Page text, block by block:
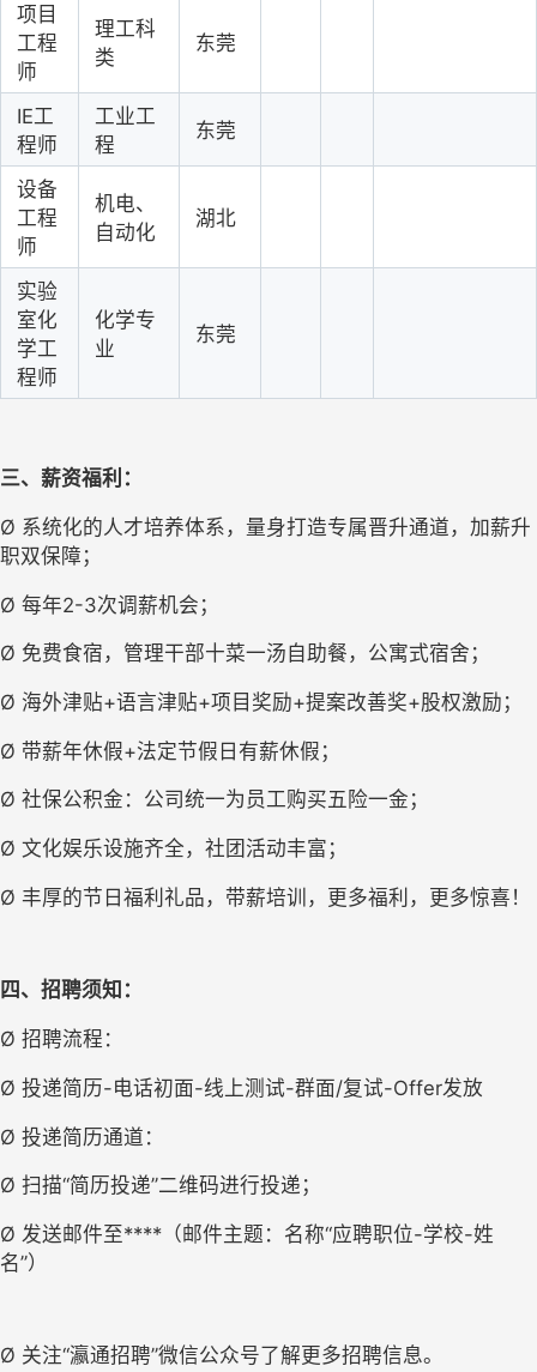
项目
工程
师
理工科
类
东莞
IE工
程师
工业工
程
东莞
设备
工程
师
机电、
自动化
湖北
实验
室化
学工
程师
化学专
业
东莞
三、薪资福利：
Ø 系统化的人才培养体系，量身打造专属晋升通道，加薪升
职双保障；
Ø 每年2-3次调薪机会；
Ø 免费食宿，管理干部十菜一汤自助餐，公寓式宿舍；
Ø 海外津贴+语言津贴+项目奖励+提案改善奖+股权激励；
Ø 带薪年休假+法定节假日有薪休假；
Ø 社保公积金：公司统一为员工购买五险一金；
Ø 文化娱乐设施齐全，社团活动丰富；
Ø 丰厚的节日福利礼品，带薪培训，更多福利，更多惊喜！
四、 招聘须知 ：
Ø 招聘流程：
Ø 投递简历-电话初面-线上测试-群面/复试-Offer发放
Ø 投递简历通道：
Ø 扫描“简历投递”二维码进行投递；
Ø 发送邮件至****（邮件主题：名称“应聘职位-学校-姓
名”）
Ø 关注“瀛通招聘”微信公众号了解更多招聘信息。